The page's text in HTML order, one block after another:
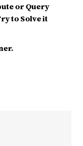
or Query
to Solve it